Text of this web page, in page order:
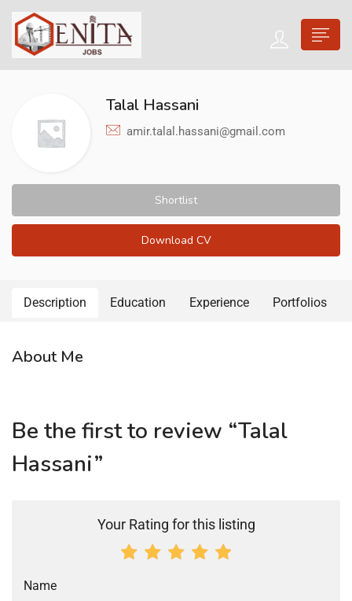
Talal Hassani
amir.talal.hassani@gmail.com
Shortlist
Download CV
Description Education Experience Portfolios
About Me
Be the first to review “Talal
Hassani”
Your Rating for this listing
Name